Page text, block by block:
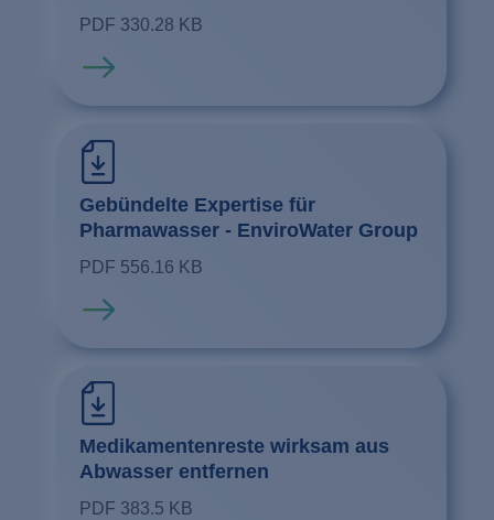
PDF 330.28 KB
Mehr erfahren
Gebündelte Expertise für
Pharmawasser - EnviroWater Group
PDF 556.16 KB
Mehr erfahren
Medikamentenreste wirksam aus
Abwasser entfernen
PDF 383.5 KB